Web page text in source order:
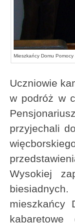
Mieszkańcy Domu
Uczniowie
w podróż w
przyjechali
Wysokiej
mieszkańcy